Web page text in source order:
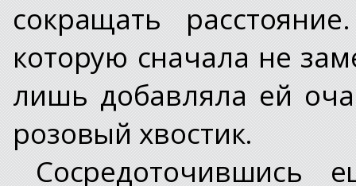
сокращать
которую сначала не
лишь добавляла ей
розовый хвостик.